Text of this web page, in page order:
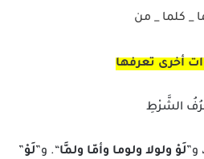
_ كلما _ من
أخرى تعرفها
الشَّرْطِ
و”لَوْ ولولا ولوما وأمّا ولمَّا“. و”لَوْ”